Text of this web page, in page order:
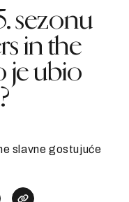
sezonu
in the
je ubio
slavne gostujuće